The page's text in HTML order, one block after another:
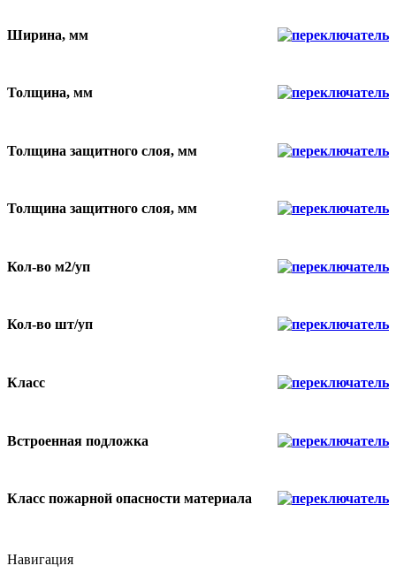
Ширина, мм
Толщина, мм
Толщина защитного слоя, мм
Толщина защитного слоя, мм
Кол-во м2/уп
Кол-во шт/уп
Класс
Встроенная подложка
Класс пожарной опасности материала
Навигация